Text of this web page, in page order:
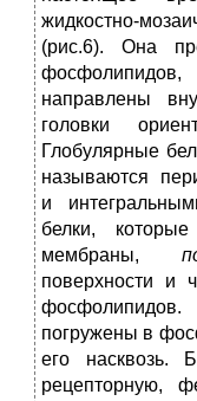
жидкостно-
(рис.6). Она
направлены
головки
Глобулярные
называются
и
белки,
мембраны,
поверхности и
фосфолипидов.
погружены в
его насквозь.
рецепторную,